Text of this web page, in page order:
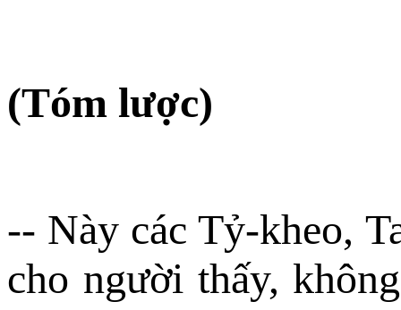
(Tóm lược)
-- Này các Tỷ-kheo,
cho người thấy,